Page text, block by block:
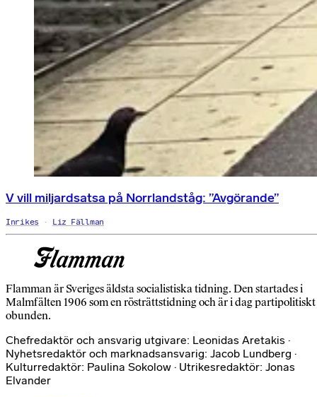
V vill miljardsatsa på Norrlandståg: ”Avgörande”
Inrikes Liz Fällman
Flamman är Sveriges äldsta socialistiska tidning. Den startades i
Malmfälten 1906 som en rösträttstidning och är i dag partipolitiskt
obunden.
Chefredaktör och ansvarig utgivare: Leonidas Aretakis ·
Nyhetsredaktör och marknadsansvarig: Jacob Lundberg ·
Kulturredaktör: Paulina Sokolow · Utrikesredaktör: Jonas
Elvander